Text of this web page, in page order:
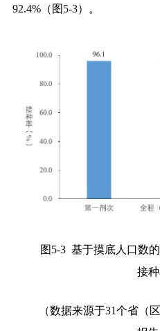
92.4%（图5-3）。
图5-3 基于摸底人口数的
接
（数据来源于31个省（